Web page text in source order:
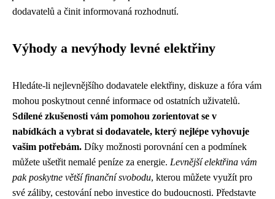
dodavatelů a činit informovaná rozhodnutí.
Výhody a nevýhody levné elektřiny
Hledáte-li nejlevnějšího dodavatele elektřiny, diskuze a fóra vám
mohou poskytnout cenné informace od ostatních uživatelů.
Sdílené zkušenosti vám pomohou zorientovat se v
nabídkách a vybrat si dodavatele, který nejlépe vyhovuje
vašim potřebám. Díky možnosti porovnání cen a podmínek
můžete ušetřit nemalé peníze za energie. Levnější elektřina vám
pak poskytne větší finanční svobodu, kterou můžete využít pro
své záliby, cestování nebo investice do budoucnosti. Představte